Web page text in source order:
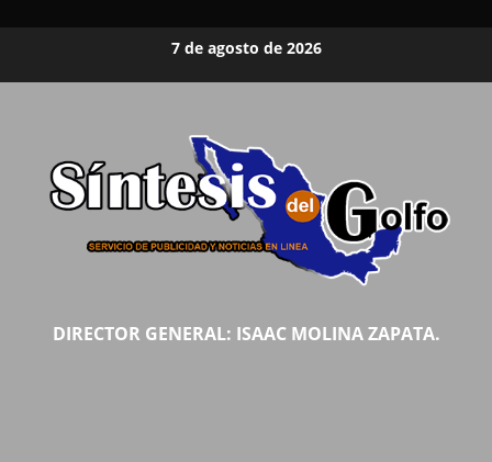
7 de agosto de 2026
DIRECTOR GENERAL: ISAAC MOLINA ZAPATA.